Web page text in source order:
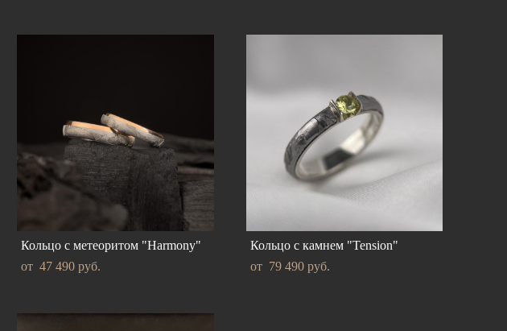
Кольцо с метеоритом "Harmony"
от 47 490 pуб.
Кольцо с камнем "Tension"
от 79 490 pуб.